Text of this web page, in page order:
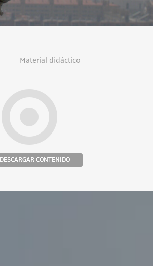
Material didáctico
DESCARGAR CONTENIDO